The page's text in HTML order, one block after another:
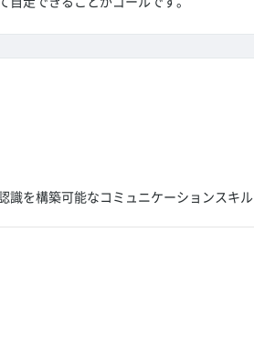
識を構築可能なコミュニケーションスキル